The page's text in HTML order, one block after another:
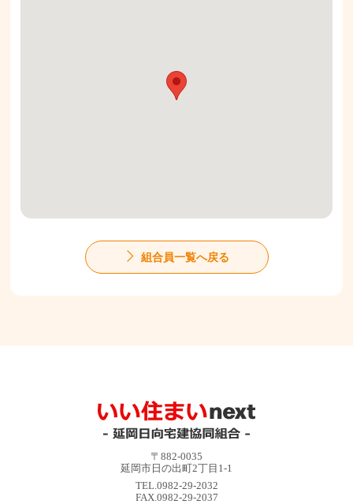
組合員一覧へ戻る
〒882-0035
延岡市日の出町2丁目1-1
TEL.0982-29-2032
FAX.0982-29-2037